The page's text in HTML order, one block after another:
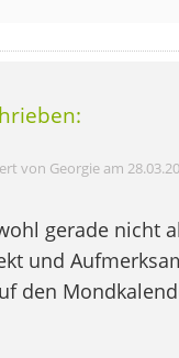
von Georgie am
gerade nicht
und
den